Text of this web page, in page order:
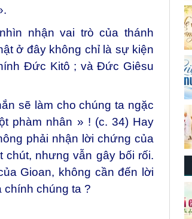
nhận vai trò của thánh
ở đây không chỉ là sự kiện
Đức Kitô ; và Đức Giêsu
sẽ làm cho chúng ta ngặc
phàm nhân » ! (c. 34) Hay
phải nhận lời chứng của
nhưng vẫn gây bối rối.
Gioan, không cần đến lời
chúng ta ?